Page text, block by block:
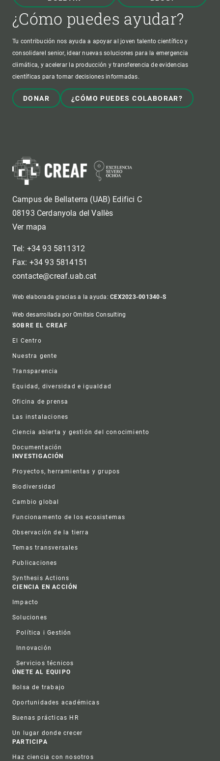
¿Cómo puedes ayudar?
Tu contribución nos ayuda a apoyar al joven talento científico y
consolidarel senior, idear nuevas soluciones para la emergencia
climática, y acelerar la producción y transferencia de evidencias
científicas para tomar decisiones informadas.
DONAR ¿CÓMO PUEDES COLABORAR?
Campus de Bellaterra (UAB) Edifici C
08193 Cerdanyola del Vallès
Ver mapa
Tel: +34 93 5811312
Fax: +34 93 5814151
contacte@creaf.uab.cat
Web elaborada gracias a la ayuda:CEX2023-001340-S
Web desarrollada por Omitsis Consulting
Footer
SOBRE EL CREAF
El Centro
Nuestra gente
Transparencia
Equidad, diversidad e igualdad
Oficina de prensa
Las instalaciones
Ciencia abierta y gestión del conocimiento
Documentación
INVESTIGACIÓN
Proyectos, herramientas y grupos
Biodiversidad
Cambio global
Funcionamento de los ecosistemas
Observación de la tierra
Temas transversales
Publicaciones
Synthesis Actions
CIENCIA EN ACCIÓN
Impacto
Soluciones
Política i Gestión
Innovación
Servicios técnicos
ÚNETE AL EQUIPO
Bolsa de trabajo
Oportunidades académicas
Buenas prácticas HR
Un lugar donde crecer
PARTICIPA
Haz ciencia con nosotros